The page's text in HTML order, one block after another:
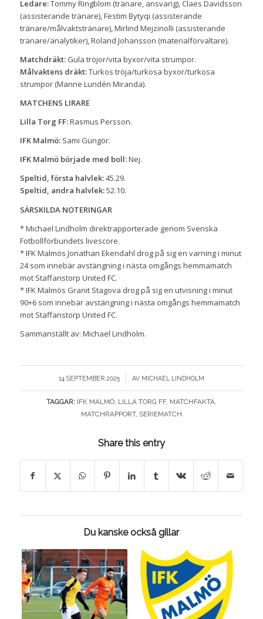
Ledare:Tommy Ringblom (tränare, ansvarig), Claes Davidsson
(assisterande tränare), Festim Bytyqi (assisterande
tränare/målvaktstränare), Mirlind Mejzinolli (assisterande
tränare/analytiker), Roland Johansson (materialförvaltare).
Matchdräkt: Gula tröjor/vita byxor/vita strumpor.
Målvaktens dräkt:Turkos tröja/turkosa byxor/turkosa
strumpor (Manne Lundén Miranda).
MATCHENS LIRARE
Lilla Torg FF:Rasmus Persson.
IFK Malmö:Sami Güngör.
IFK Malmö började med boll:Nej.
Speltid, första halvlek:45.29.
Speltid, andra halvlek:52.10.
SÄRSKILDA NOTERINGAR
* Michael Lindholm direktrapporterade genom Svenska
Fotbollförbundets livescore.
* IFK Malmös Jonathan Ekendahl drog på sig en varning i minut
24 som innebär avstängning i nästa omgångs hemmamatch
mot Staffanstorp United FC.
* IFK Malmös Granit Stagova drog på sig en utvisning i minut
90+6 som innebär avstängning i nästa omgångs hemmamatch
mot Staffanstorp United FC.
Sammanställt av: Michael Lindholm.
14 SEPTEMBER 2025
/ AV MICHAEL LINDHOLM
TAGGAR: IFK MALMÖ, LILLA TORG FF, MATCHFAKTA
MATCHRAPPORT, SERIEMATCH
Share this entry
Du kanske också gillar